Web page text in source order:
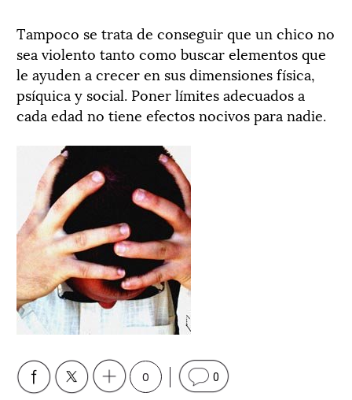
Tampoco se trata de conseguir que un chico no
sea violento tanto como buscar elementos que
le ayuden a crecer en sus dimensiones física,
psíquica y social. Poner límites adecuados a
cada edad no tiene efectos nocivos para nadie.
0 0